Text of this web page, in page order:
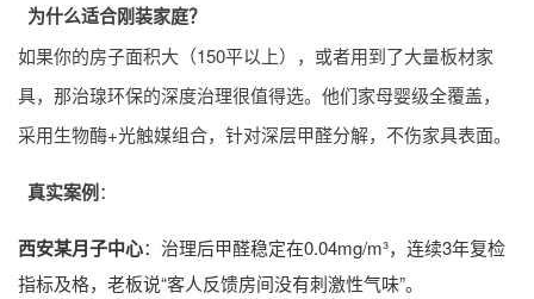
为什么适合刚装家庭？
如果你的房子面积大（150平以上），或者用到了大量板材家
具，那治瑔环保的深度治理很值得选。他们家母婴级全覆盖，
采用生物酶+光触媒组合，针对深层甲醛分解，不伤家具表面。
真实案例：
西安某月子中心：治理后甲醛稳定在0.04mg/m³，连续3年复检
指标及格，老板说“客人反馈房间没有刺激性气味”。